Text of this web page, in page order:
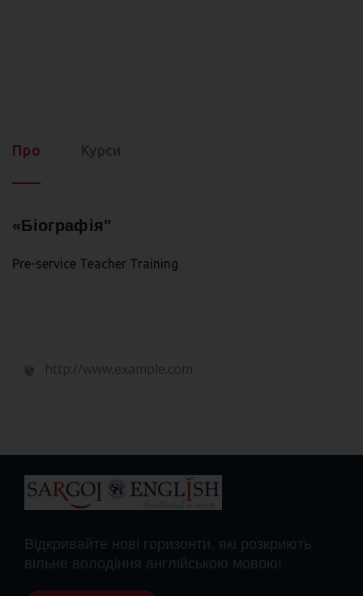
Про Курси
«Біографія"
Pre-service Teacher Training
http://www.example.com
Відкривайте нові горизонти, які розкриють
вільне володіння англійською мовою!